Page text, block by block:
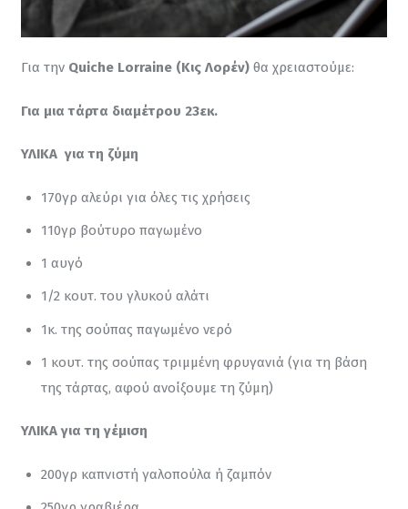
Για την Quiche Lorraine (Κις Λορέν) θα χρειαστούμε:
Για μια τάρτα διαμέτρου 23εκ.
ΥΛΙΚΑ  για τη ζύμη
170γρ αλεύρι για όλες τις χρήσεις
110γρ βούτυρο παγωμένο
1 αυγό
1/2 κουτ. του γλυκού αλάτι
1κ. της σούπας παγωμένο νερό
1 κουτ. της σούπας τριμμένη φρυγανιά (για τη βάση
της τάρτας, αφού ανοίξουμε τη ζύμη)
ΥΛΙΚΑ για τη γέμιση
200γρ καπνιστή γαλοπούλα ή ζαμπόν